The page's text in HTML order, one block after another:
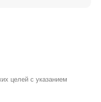
целей с указанием